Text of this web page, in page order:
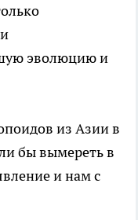
эволюцию и
из Азии в
бы вымереть в
и нам с